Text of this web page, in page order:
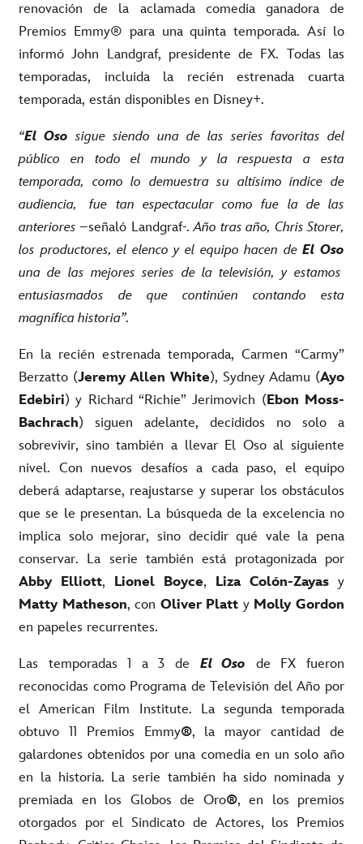
renovación de la aclamada comedia ganadora de
Premios Emmy® para una quinta temporada. Así lo
informó John Landgraf, presidente de FX. Todas las
temporadas, incluida la recién estrenada cuarta
temporada, están disponibles en Disney+.
“El Oso sigue siendo una de las series favoritas del
público en todo el mundo y la respuesta a esta
temporada, como lo demuestra su altísimo índice de
audiencia,
fue tan espectacular como fue la de las
anteriores –señaló Landgraf-. Año tras año, Chris Storer,
los productores, el elenco y el equipo hacen deEl Oso
una de las mejores series de la televisión, y estamos
entusiasmados de que continúen contando esta
magnífica historia”.
En la recién estrenada temporada, Carmen “Carmy”
Berzatto (Jeremy Allen White), Sydney Adamu (Ayo
Edebiri) y Richard “Richie” Jerimovich (Ebon Moss-
Bachrach) siguen adelante, decididos no solo a
sobrevivir, sino también a llevar El Oso al siguiente
nivel. Con nuevos desafíos a cada paso, el equipo
deberá adaptarse, reajustarse y superar los obstáculos
que se le presentan. La búsqueda de la excelencia no
implica solo mejorar, sino decidir qué vale la pena
conservar. La serie también está protagonizada por
Abby Elliott, Lionel Boyce, Liza Colón-Zayas y
Matty Matheson, con Oliver Platt y Molly Gordon
en papeles recurrentes.
Las temporadas 1 a 3 de El Oso de FX fueron
reconocidas como Programa de Televisión del Año por
el American Film Institute. La segunda temporada
obtuvo 11 Premios Emmy®, la mayor cantidad de
galardones obtenidos por una comedia en un solo año
en la historia. La serie también ha sido nominada y
premiada en los Globos de Oro®, en los premios
otorgados por el Sindicato de Actores, los Premios